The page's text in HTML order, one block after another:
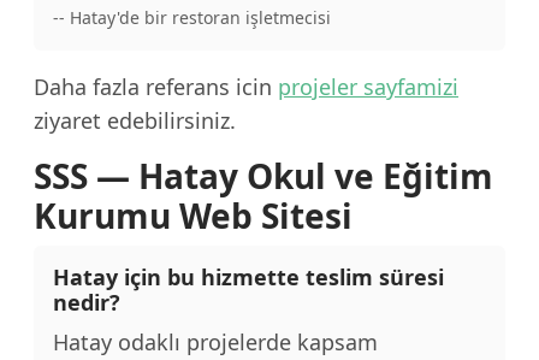
-- Hatay'de bir restoran işletmecisi
Daha fazla referans icin projeler sayfamizi
ziyaret edebilirsiniz.
SSS — Hatay Okul ve Eğitim
Kurumu Web Sitesi
Hatay için bu hizmette teslim süresi
nedir?
Hatay odaklı projelerde kapsam